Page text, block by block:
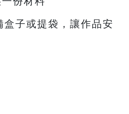
子或提袋，讓作品安